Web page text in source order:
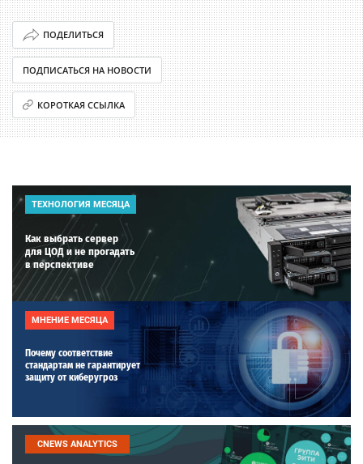
ПОДЕЛИТЬСЯ
ПОДПИСАТЬСЯ НА НОВОСТИ
КОРОТКАЯ ССЫЛКА
ТЕХНОЛОГИЯ МЕСЯЦА
Как выбрать сервер
для ЦОД и не прогадать
в перспективе
МНЕНИЕ МЕСЯЦА
Почему соответствие
стандартам не гарантирует
защиту от киберугроз
CNEWS ANALYTICS